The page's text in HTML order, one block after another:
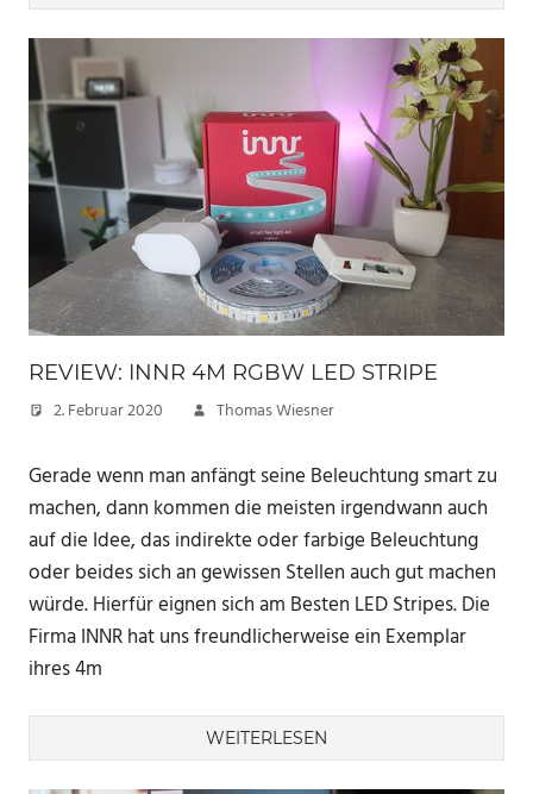
REVIEW: INNR 4M RGBW LED STRIPE
2. Februar 2020 Thomas Wiesner
Gerade wenn man anfängt seine Beleuchtung smart zu
machen, dann kommen die meisten irgendwann auch
auf die Idee, das indirekte oder farbige Beleuchtung
oder beides sich an gewissen Stellen auch gut machen
würde. Hierfür eignen sich am Besten LED Stripes. Die
Firma INNR hat uns freundlicherweise ein Exemplar
ihres 4m
WEITERLESEN